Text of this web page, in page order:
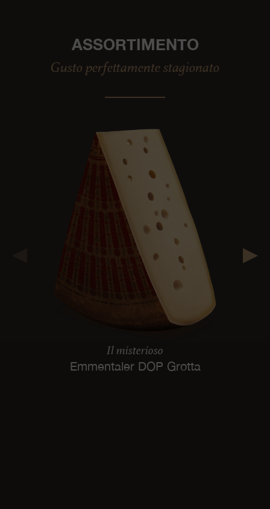
ASSORTIMENTO
Gusto perfettamente stagionato
Il misterioso
Emmentaler DOP Grotta